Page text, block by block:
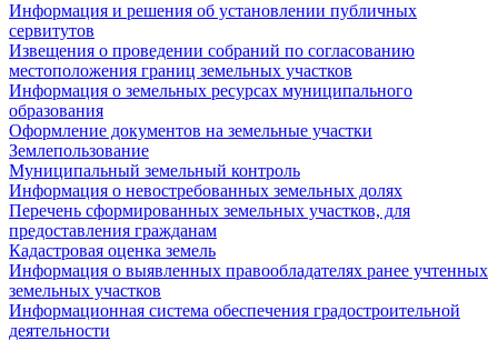
Информация и решения об установлении публичных
сервитутов
Извещения о проведении собраний по согласованию
местоположения границ земельных участков
Информация о земельных ресурсах муниципального
образования
Оформление документов на земельные участки
Землепользование
Муниципальный земельный контроль
Информация о невостребованных земельных долях
Перечень сформированных земельных участков, для
предоставления гражданам
Кадастровая оценка земель
Информация о выявленных правообладателях ранее учтенных
земельных участков
Информационная система обеспечения градостроительной
деятельности